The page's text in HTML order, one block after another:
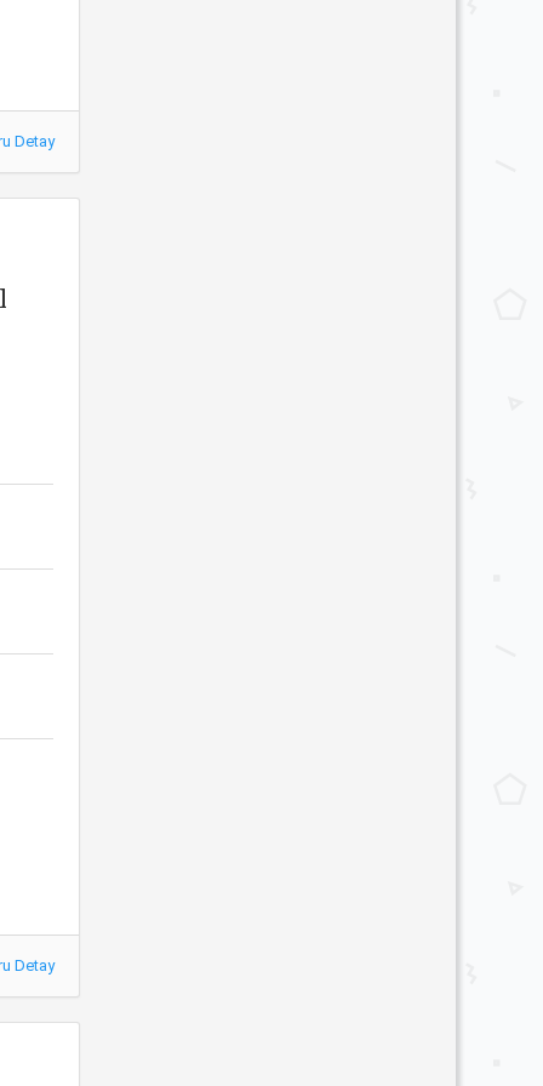
Detay
Detay